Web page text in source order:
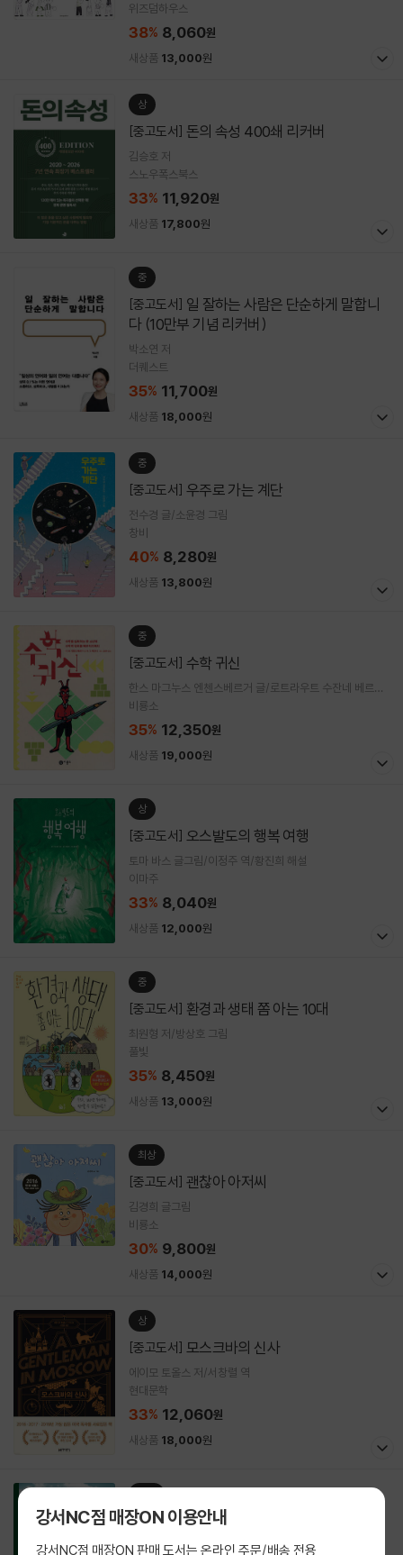
위즈덤하우스
38% 8,060원
새상품 13,000원
상
[중고도서] 돈의 속성 400쇄 리커버
김승호 저
스노우폭스북스
33% 11,920원
새상품 17,800원
중
[중고도서]
다 (10만부 기념 리커버)
박소연 저
더퀘스트
35% 11,700원
새상품 18,000원
중
[중고도서] 우주로 가는 계단
전수경 글/소윤경 그림
창비
40% 8,280원
새상품 13,800원
중
[중고도서] 수학 귀신
한스 마그누스 엔첸스베르거 글/로트라우트 수잔네 베르너
그림/고영아 역
비룡소
35% 12,350원
새상품 19,000원
상
[중고도서] 오스발도의 행복 여행
토마 바스 글그림/이정주 역/황진희 해설
이마주
33% 8,040원
새상품 12,000원
중
[중고도서] 환경과 생태 쫌 아는 10대
최원형 저/방상호 그림
풀빛
35% 8,450원
새상품 13,000원
최상
[중고도서] 괜찮아 아저씨
김경희 글그림
비룡소
30% 9,800원
새상품 14,000원
상
[중고도서] 모스크바의 신사
에이모 토올스 저/서창렬 역
현대문학
33% 12,060원
새상품 18,000원
[중고도서]자유론
존 스튜어트 밀 저/박문재 역
강서NC점 매장ON 이용안내
강서NC점 매장ON 판매 도서는 온라인 주문/배송 전용